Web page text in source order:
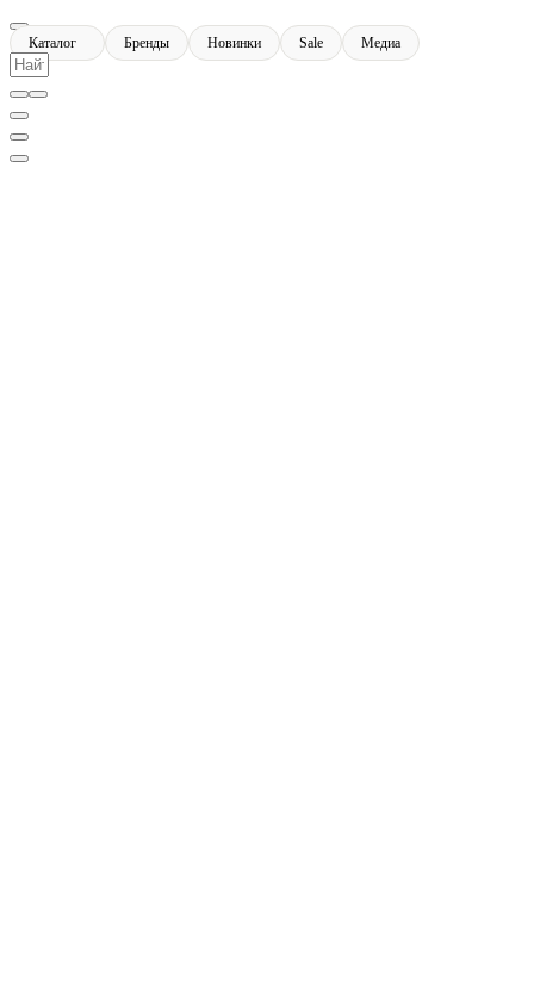
Каталог Бренды Новинки Sale Медиа